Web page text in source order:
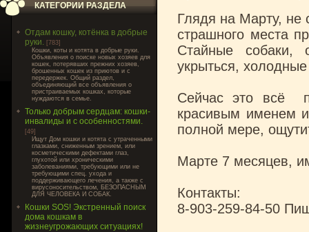
КАТЕГОРИИ РАЗДЕЛА
Отдам кошку, котёнка в добрые
руки. [783]
Кошки, коты и котята в добрые руки.
Объявления о поиске новых хозяев для
кошек, потерявших прежних хозяев,
брошенных кошек из приютов и с
передержек. Общий раздел,
объединяющий все объявления о
пристраиваемых кошках, которые
нуждаются в семье.
Только добрым сердцам: кошки-
инвалиды и с особенностями.
[49]
Ищут Дом кошки и котята с утраченными
глазками, сниженным зрением, или
косметическими дефектами глаз,
глухотой или хроническими
заболеваниями, требующими или не
требующими спец. ухода и
поддерживающего лечения, а также с
вирусоносительством, БЕЗОПАСНЫМ
ДЛЯ ЧЕЛОВЕКА И СОБАК.
Кошки SOS! Экстренный поиск
дома кошкам в
жизнеугрожающих ситуациях!
Глядя на Марту, не
страшного места
Стайные собаки,
укрыться,
Сейчас это всё
красивым именем
полной мере,
Марте 7 месяцев,
Контакты:
8-903-259-84-50